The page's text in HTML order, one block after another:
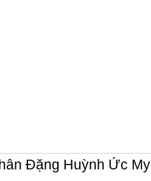
Đặng Huỳnh Ức My